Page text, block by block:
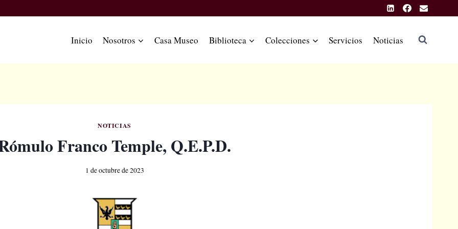
Inicio Nosotros Casa Museo Biblioteca Colecciones Servicios Noticias
NOTICIAS
Franco Temple, Q.E.P.D.
1 de octubre de 2023